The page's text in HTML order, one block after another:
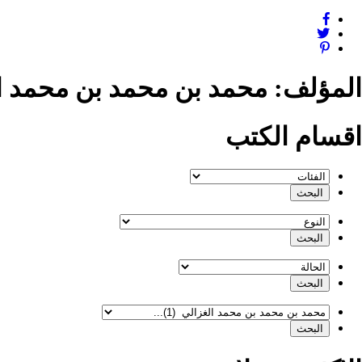
المؤلف: محمد بن محمد بن محمد
اقسام الكتب